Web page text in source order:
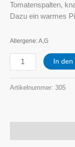
Tomatenspalten,
Dazu ein warmes
Allergene: A,G
Peperoni
Menge
In
Artikelnummer: 305